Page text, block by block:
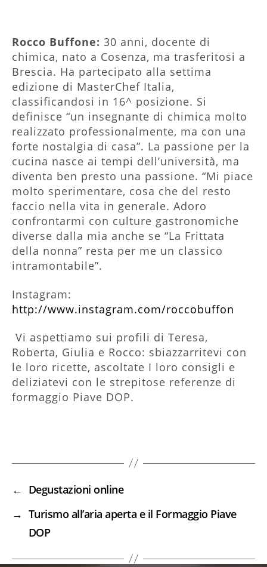
Rocco Buffone: 30 anni, docente di
chimica, nato a Cosenza, ma trasferitosi a
Brescia. Ha partecipato alla settima
edizione di MasterChef Italia,
classificandosi in 16^ posizione. Si
definisce “un insegnante di chimica molto
realizzato professionalmente, ma con una
forte nostalgia di casa”. La passione per la
cucina nasce ai tempi dell’università, ma
diventa ben presto una passione. “Mi piace
molto sperimentare, cosa che del resto
faccio nella vita in generale. Adoro
confrontarmi con culture gastronomiche
diverse dalla mia anche se “La Frittata
della nonna” resta per me un classico
intramontabile”.
Instagram:
http://www.instagram.com/roccobuffon
Vi aspettiamo sui profili di Teresa,
Roberta, Giulia e Rocco: sbiazzarritevi con
le loro ricette, ascoltate I loro consigli e
deliziatevi con le strepitose referenze di
formaggio Piave DOP.
← Degustazioni online
→ Turismo all’aria aperta e il Formaggio Piave
DOP